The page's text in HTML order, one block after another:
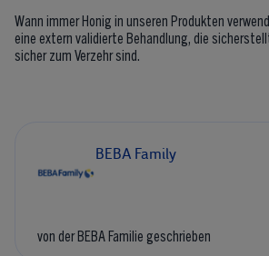
Wann immer Honig in unseren Produkten
eine extern validierte Behandlung, die
sicher zum Verzehr sind.
BEBA Family
von der BEBA Familie geschrieben